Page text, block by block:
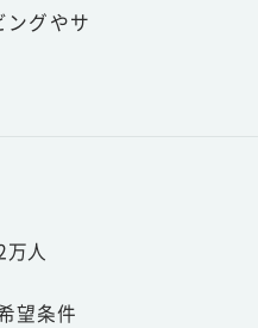
ングやサ
人
望条件